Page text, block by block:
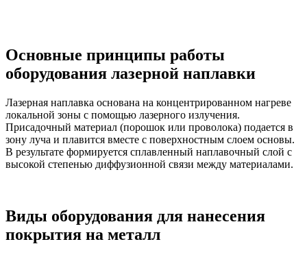
Основные принципы работы
оборудования лазерной наплавки
Лазерная наплавка основана на концентрированном нагреве
локальной зоны с помощью лазерного излучения.
Присадочный материал (порошок или проволока) подается в
зону луча и плавится вместе с поверхностным слоем основы.
В результате формируется сплавленный наплавочный слой с
высокой степенью диффузионной связи между материалами.
Виды оборудования для нанесения
покрытия на металл